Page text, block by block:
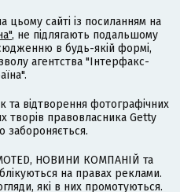
цьому сайті із посиланням на
, не підлягають подальшому
в будь-якій формі,
агентства "Інтерфакс-
та відтворення фотографічних
творів правовласника Getty
забороняється.
НОВИНИ КОМПАНІЙ та
на правах реклами.
які в них промотуються.